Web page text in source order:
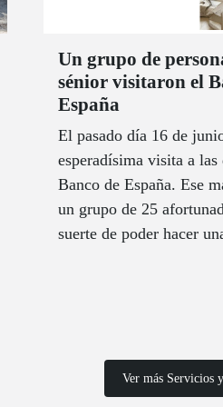
Un grupo de
sénior visitaron el
España
El pasado día 16 de
esperadísima visita a las
Banco de España. Ese
un grupo de 25
suerte de poder hacer
Ver más Servicios